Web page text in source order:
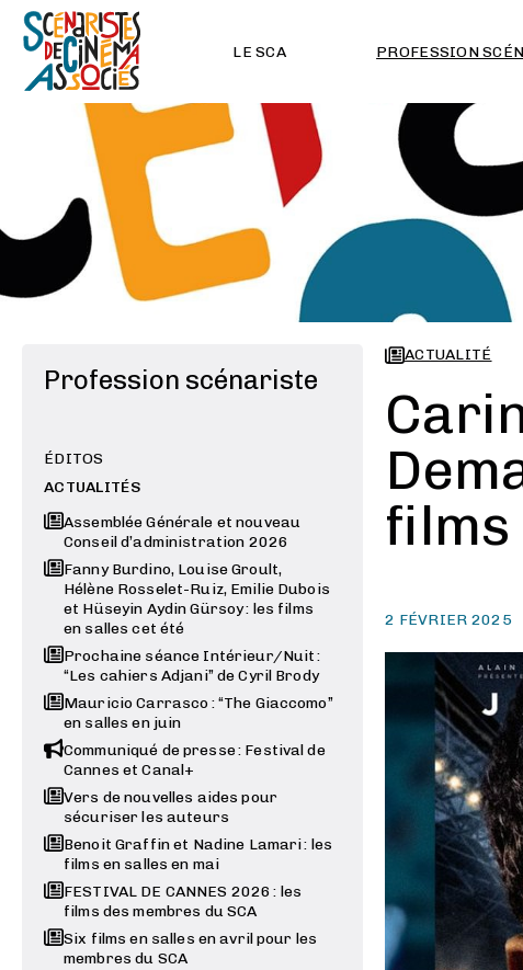
LE SCA PROFESSION
Profession scénariste
ÉDITOS
ACTUALITÉS
Assemblée Générale et nouveau
Conseil d’administration 2026
Fanny Burdino, Louise Groult,
Hélène Rosselet-Ruiz, Emilie Dubois
et Hüseyin Aydin Gürsoy : les films
en salles cet été
Prochaine séance Intérieur/Nuit :
“Les cahiers Adjani” de Cyril Brody
Mauricio Carrasco : “The Giaccomo”
en salles en juin
Communiqué de presse : Festival de
Cannes et Canal+
Vers de nouvelles aides pour
sécuriser les auteurs
Benoit Graffin et Nadine Lamari : les
films en salles en mai
FESTIVAL DE CANNES 2026 : les
films des membres du SCA
Six films en salles en avril pour les
membres du SCA
ACTUALITÉ
2 FÉVRIER 2025